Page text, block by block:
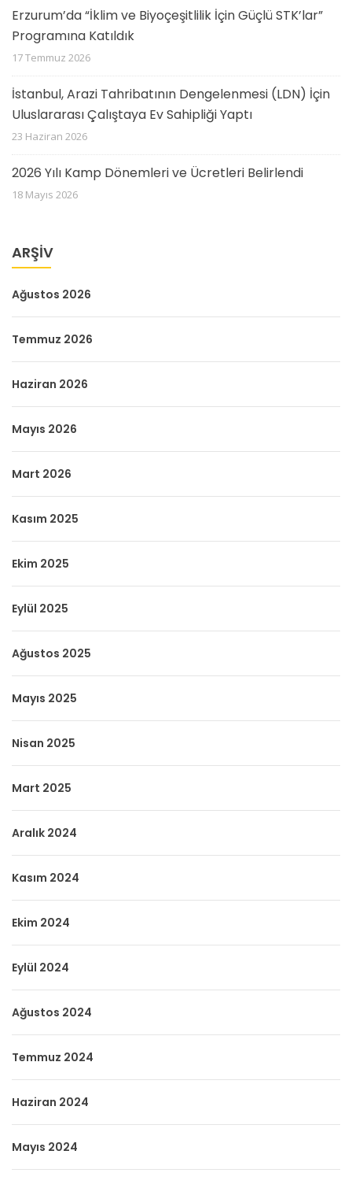
Erzurum’da “İklim ve Biyoçeşitlilik İçin Güçlü STK’lar”
Programına Katıldık
17 Temmuz 2026
İstanbul, Arazi Tahribatının Dengelenmesi (LDN) İçin
Uluslararası Çalıştaya Ev Sahipliği Yaptı
23 Haziran 2026
2026 Yılı Kamp Dönemleri ve Ücretleri Belirlendi
18 Mayıs 2026
ARŞIV
Ağustos 2026
Temmuz 2026
Haziran 2026
Mayıs 2026
Mart 2026
Kasım 2025
Ekim 2025
Eylül 2025
Ağustos 2025
Mayıs 2025
Nisan 2025
Mart 2025
Aralık 2024
Kasım 2024
Ekim 2024
Eylül 2024
Ağustos 2024
Temmuz 2024
Haziran 2024
Mayıs 2024